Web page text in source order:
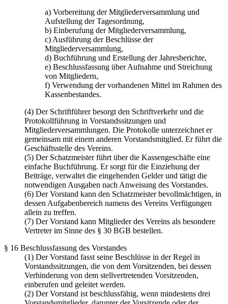
a) Vorbereitung der Mitgliederversammlung und
Aufstellung der Tagesordnung,
b) Einberufung der Mitgliederversammlung,
c) Ausführung der Beschlüsse der
Mitgliederversammlung,
d) Buchführung und Erstellung der Jahresberichte,
e) Beschlussfassung über Aufnahme und Streichung
von Mitgliedern,
f) Verwendung der vorhandenen Mittel im Rahmen des
Kassenbestandes.
(4) Der Schriftführer besorgt den Schriftverkehr und die
Protokollführung in Vorstandssitzungen und
Mitgliederversammlungen. Die Protokolle unterzeichnet er
gemeinsam mit einem anderen Vorstandsmitglied. Er führt die
Geschäftsstelle des Vereins.
(5) Der Schatzmeister führt über die Kassengeschäfte eine
einfache Buchführung. Er sorgt für die Einziehung der
Beiträge, verwaltet die eingehenden Gelder und tätigt die
notwendigen Ausgaben nach Anweisung des Vorstandes.
(6) Der Vorstand kann den Schatzmeister bevollmächtigen, in
dessen Aufgabenbereich namens des Vereins Verfügungen
allein zu treffen.
(7) Der Vorstand kann Mitglieder des Vereins als besondere
Vertreter im Sinne des § 30 BGB bestellen.
§ 16 Beschlussfassung des Vorstandes
(1) Der Vorstand fasst seine Beschlüsse in der Regel in
Vorstandssitzungen, die von dem Vorsitzenden, bei dessen
Verhinderung von dem stellvertretenden Vorsitzenden,
einberufen und geleitet werden.
(2) Der Vorstand ist beschlussfähig, wenn mindestens drei